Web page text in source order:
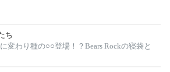
ち
変わり種の○○登場！？Bears Rockの寝袋と